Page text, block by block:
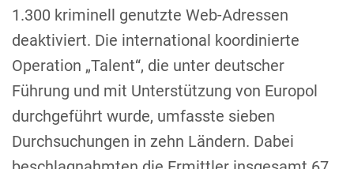
1.300 kriminell genutzte Web-Adressen
deaktiviert. Die international koordinierte
Operation „Talent“, die unter deutscher
Führung und mit Unterstützung von Europol
durchgeführt wurde, umfasste sieben
Durchsuchungen in zehn Ländern. Dabei